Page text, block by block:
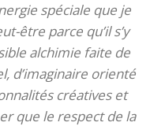
spéciale que je
être parce qu’il s’y
alchimie faite de
d’imaginaire orienté
créatives et
que le respect de la